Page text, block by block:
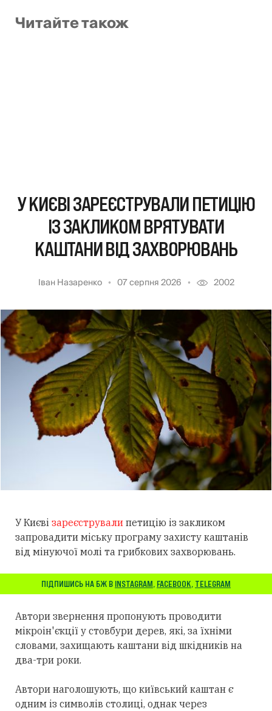
Читайте також
У КИЄВІ ЗАРЕЄСТРУВАЛИ ПЕТИЦІЮ
ІЗ ЗАКЛИКОМ ВРЯТУВАТИ
КАШТАНИ ВІД ЗАХВОРЮВАНЬ
Іван Назаренко 07 серпня 2026 2002
У Києві зареєстрували петицію із закликом
запровадити міську програму захисту каштанів
від мінуючої молі та грибкових захворювань.
ПІДПИШИСЬ НА БЖ В INSTAGRAM, FACEBOOK, TELEGRAM
Автори звернення пропонують проводити
мікроін'єкції у стовбури дерев, які, за їхніми
словами, захищають каштани від шкідників на
два-три роки.
Автори наголошують, що київський каштан є
одним із символів столиці, однак через